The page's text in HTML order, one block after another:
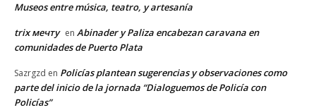
Museos entre música, teatro, y artesanía
trix мечту en Abinader y Paliza encabezan caravana en
comunidades de Puerto Plata
Sazrgzd en Policías plantean sugerencias y observaciones como
parte del inicio de la jornada “Dialoguemos de Policía con
Policías”